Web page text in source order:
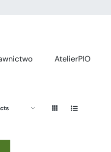
AtelierPIO